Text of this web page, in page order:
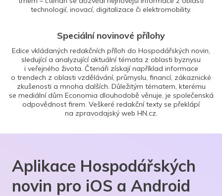
technologií, inovací, digitalizace či elektromobility.
Speciální novinové přílohy
Edice vkládaných redakčních příloh do Hospodářských novin,
sledující a analyzující aktuální témata z oblasti byznysu
i veřejného života. Čtenáři získají například informace
o trendech z oblasti vzdělávání, průmyslu, financí, zákaznické
zkušenosti a mnoha dalších. Důležitým tématem, kterému
se mediální dům Economia dlouhodobě věnuje, je společenská
odpovědnost firem. Veškeré redakční texty se překlápí
na zpravodajský web HN.cz.
Aplikace Hospodářských
novin pro iOS a Android